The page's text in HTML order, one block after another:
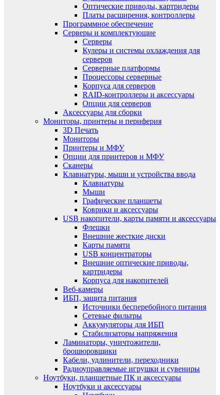
Оптические приводы, картридеры
Платы расширения, контроллеры
Программное обеспечение
Серверы и комплектующие
Серверы
Кулеры и системы охлаждения для
серверов
Серверные платформы
Процессоры серверные
Корпуса для серверов
RAID-контроллеры и аксессуары
Опции для серверов
Аксессуары для сборки
Мониторы, принтеры и периферия
3D Печать
Мониторы
Принтеры и МФУ
Опции для принтеров и МФУ
Сканеры
Клавиатуры, мыши и устройства ввода
Клавиатуры
Мыши
Графические планшеты
Коврики и аксессуары
USB накопители, карты памяти и аксессуары
Флешки
Внешние жесткие диски
Карты памяти
USB концентраторы
Внешние оптические приводы,
картридеры
Корпуса для накопителей
Веб-камеры
ИБП, защита питания
Источники бесперебойного питания
Сетевые фильтры
Аккумуляторы для ИБП
Стабилизаторы напряжения
Ламинаторы, уничтожители,
брошюровщики
Кабели, удлинители, переходники
Радиоуправляемые игрушки и сувениры
Ноутбуки, планшетные ПК и аксессуары
Ноутбуки и аксессуары